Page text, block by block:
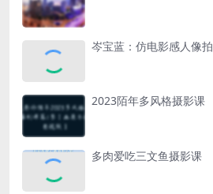
岑宝蓝：仿电影感人像
2023陌年多风格摄影课
多肉爱吃三文鱼摄影课